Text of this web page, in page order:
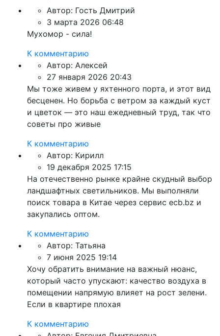
Автор: Гость Дмитрий
3 марта 2026 06:48
Мухомор - сила!
К комментарию
Автор: Алексей
27 января 2026 20:43
Мы тоже живем у яхтенного порта, и этот вид
бесценен. Но борьба с ветром за каждый куст
и цветок — это наш ежедневный труд, так что
советы про живые
К комментарию
Автор: Кирилл
19 декабря 2025 17:15
На отечественно рынке крайне скудный выбор
ландшафтных светильников. Мы выполняли
поиск товара в Китае через сервис ecb.bz и
закупались оптом.
К комментарию
Автор: Татьяна
7 июня 2025 19:14
Хочу обратить внимание на важный нюанс,
который часто упускают: качество воздуха в
помещении напрямую влияет на рост зелени.
Если в квартире плохая
К комментарию